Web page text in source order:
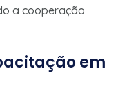
a cooperação
em